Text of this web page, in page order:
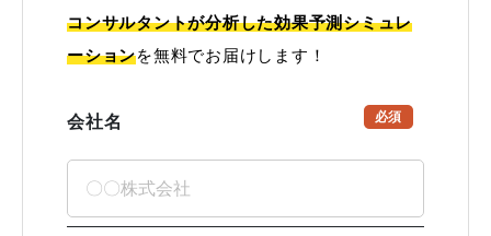
コンサルタントが分析した効果予測シミュレ
ーションを無料でお届けします！
会社名 必須